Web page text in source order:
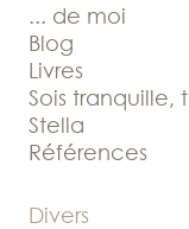
... de moi
Blog
Livres
Sois tranquille,
Stella
Références
Divers